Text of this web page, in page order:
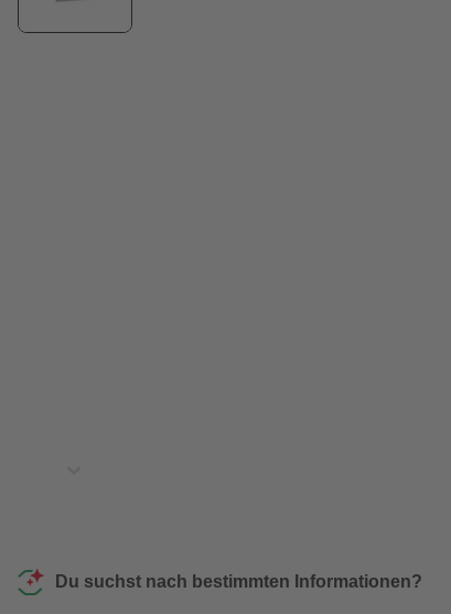
Du suchst nach bestimmten Informationen?